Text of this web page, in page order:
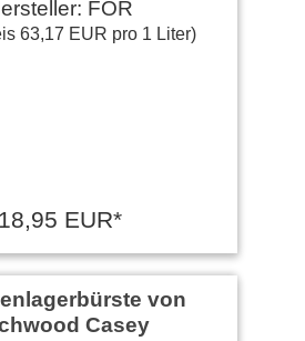
FOR
63,17 EUR pro 1 Liter)
18,95 EUR*
von
Casey